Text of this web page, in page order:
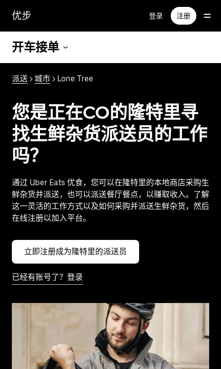
容
优步 登录 注册
开车接单
派送 > 城市 > Lone Tree
您是正在CO的隆特里寻
找生鲜杂货派送员的工作
吗？
通过 Uber Eats 优食，您可以在隆特里的本地商店采购生
鲜杂货并派送，也可以派送餐厅餐点，以赚取收入。了解
这一灵活的工作方式以及如何采购并派送生鲜杂货，然后
在线注册以加入平台。
立即注册成为隆特里的派送员
已经有账号了？登录